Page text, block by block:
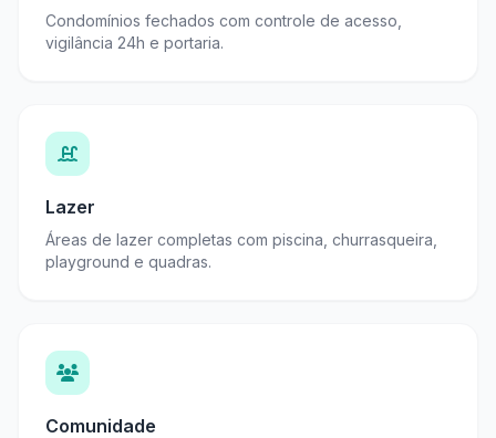
Condomínios fechados com controle de acesso,
vigilância 24h e portaria.
Lazer
Áreas de lazer completas com piscina, churrasqueira,
playground e quadras.
Comunidade